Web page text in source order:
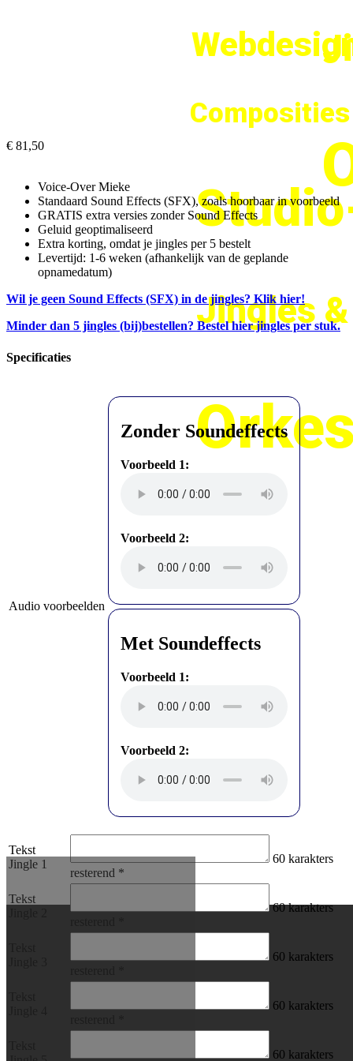
Jingles
€ 81,50
Voice-Over Mieke
Standaard Sound Effects (SFX), zoals hoorbaar in voorbeeld
GRATIS extra versies zonder Sound Effects
Geluid geoptimaliseerd
Extra korting, omdat je jingles per 5 bestelt
Levertijd: 1-6 weken (afhankelijk van de geplande
opnamedatum)
Wil je geen Sound Effects (SFX) in de jingles? Klik hier!
Minder dan 5 jingles (bij)bestellen? Bestel hier jingles per stuk.
Specificaties
Audio voorbeelden
Zonder Soundeffects
Voorbeeld 1:
Voorbeeld 2:
Met Soundeffects
Voorbeeld 1:
Voorbeeld 2:
Tekst
Jingle 1
60 karakters
resterend *
Tekst
60karakters
60 karakters
60 karakters
60 karakters